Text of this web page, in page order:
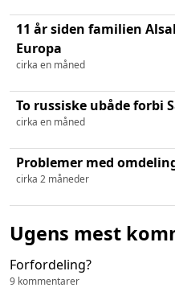
11 år siden familien
Europa
cirka en måned
To russiske ubåde forbi
cirka en måned
Problemer med
cirka 2 måneder
Ugens mest
Forfordeling?
9 kommentarer